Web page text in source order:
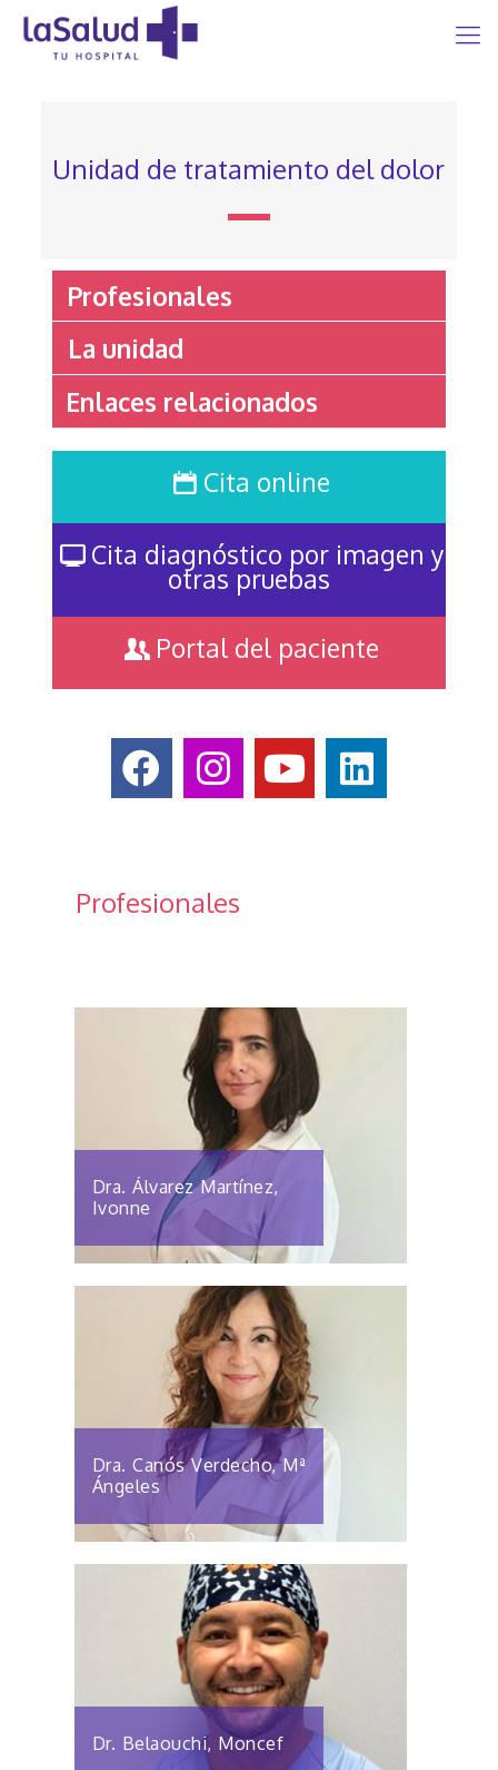
Unidad de tratamiento del dolor
Profesionales
La unidad
Enlaces relacionados
Cita online
Cita diagnóstico por imagen y
otras pruebas
Portal del paciente
Profesionales
Dra. Álvarez Martínez,
Ivonne
Dra. Canós Verdecho, Mª
Ángeles
Dr. Belaouchi, Moncef